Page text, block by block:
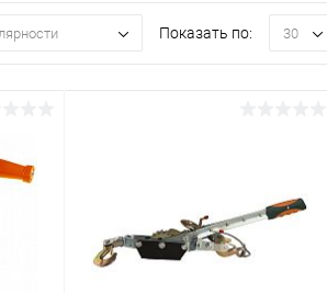
Показать по: 30